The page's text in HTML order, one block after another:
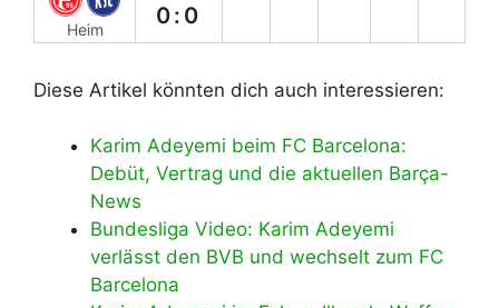
Heim
0:0
Diese Artikel könnten dich auch interessieren:
Karim Adeyemi beim FC Barcelona:
Debüt, Vertrag und die aktuellen Barça-
News
Bundesliga Video: Karim Adeyemi
verlässt den BVB und wechselt zum FC
Barcelona